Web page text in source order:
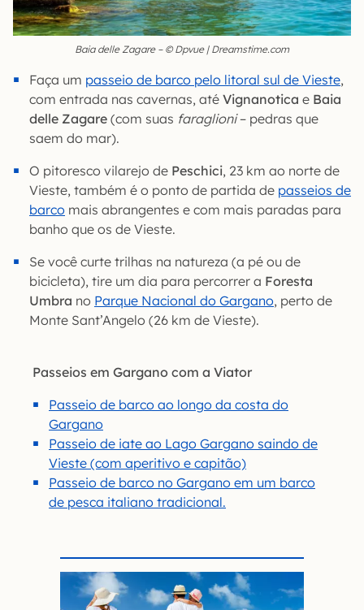
Baia delle Zagare – © Dpvue | Dreamstime.com
Faça um passeio de barco pelo litoral sul de Vieste,
com entrada nas cavernas, até Vignanotica e Baia
delle Zagare (com suas faraglioni– pedras que
saem do mar).
O pitoresco vilarejo de Peschici, 23 km ao norte de
Vieste, também é o ponto de partida de passeios de
barco mais abrangentes e com mais paradas para
banho que os de Vieste.
Se você curte trilhas na natureza (a pé ou de
bicicleta), tire um dia para percorrer a Foresta
Umbra no Parque Nacional do Gargano, perto de
Monte Sant’Angelo (26 km de Vieste).
Passeios em Gargano com a Viator
Passeio de barco ao longo da costa do
Gargano
Passeio de iate ao Lago Gargano saindo de
Vieste (com aperitivo e capitão)
Passeio de barco no Gargano em um barco
de pesca italiano tradicional.